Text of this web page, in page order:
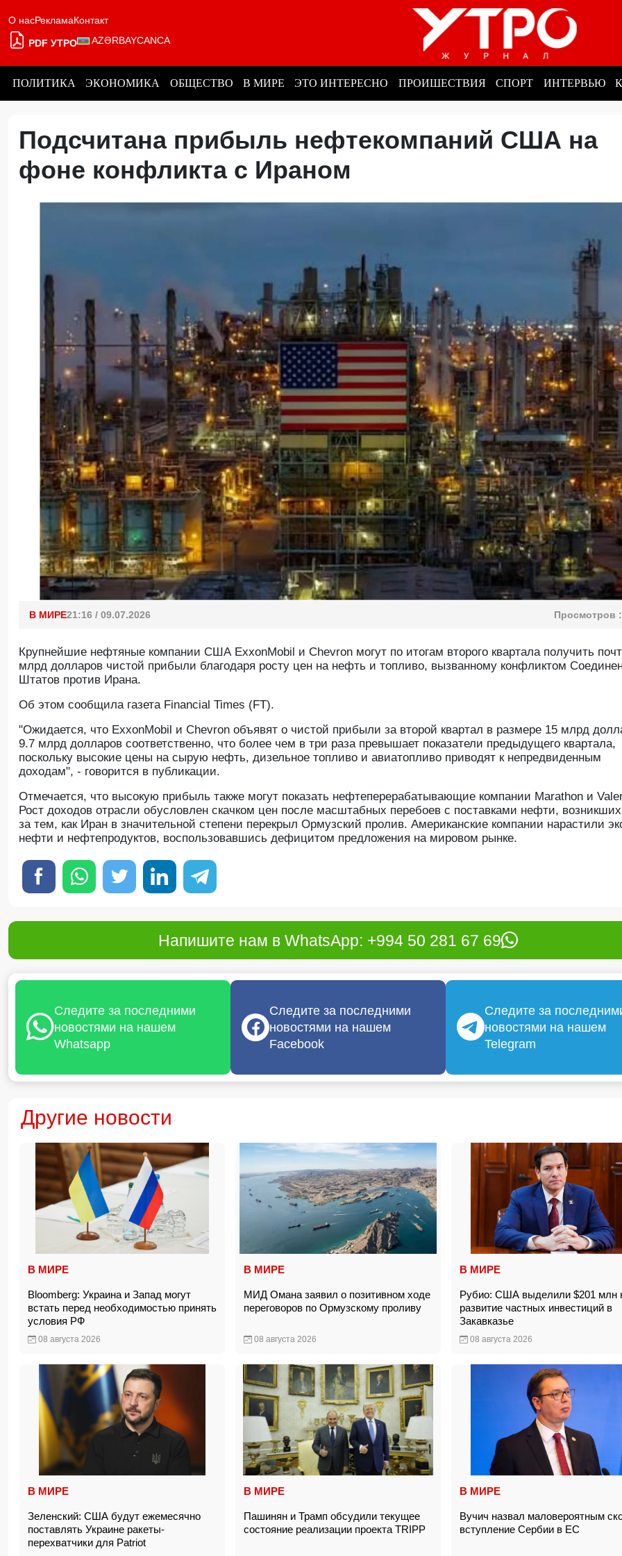
О насРекламаКонтакт
PDF УТРО AZƏRBAYCANCA
ПОЛИТИКА ЭКОНОМИКА ОБЩЕСТВО В МИРЕ ЭТО ИНТЕРЕСНО ПРОИШЕСТВИЯ СПОРТ ИНТЕРВЬЮ
Подсчитана прибыль нефтекомпаний США на
фоне конфликта с Ираном
В МИРЕ21:16 / 09.07.2026 Просмотров :
Крупнейшие нефтяные компании США ExxonMobil и Chevron могут по итогам второго квартала получить
млрд долларов чистой прибыли благодаря росту цен на нефть и топливо, вызванному конфликтом
Штатов против Ирана.
Oб этом сообщила газета Financial Times (FT).
"Ожидается, что ExxonMobil и Chevron объявят о чистой прибыли за второй квартал в размере 15 млрд
9.7 млрд долларов соответственно, что более чем в три раза превышает показатели предыдущего квартала,
поскольку высокие цены на сырую нефть, дизельное топливо и авиатопливо приводят к непредвиденным
доходам", - говорится в публикации.
Отмечается, что высокую прибыль также могут показать нефтеперерабатывающие компании Marathon и
Рост доходов отрасли обусловлен скачком цен после масштабных перебоев с поставками нефти,
за тем, как Иран в значительной степени перекрыл Ормузский пролив. Американские компании нарастили
нефти и нефтепродуктов, воспользовавшись дефицитом предложения на мировом рынке.
Напишите нам в WhatsApp: +994 50 281 67 69
Следите за последними
новостями на нашем
Whatsapp
Следите за последними
новостями на нашем
Facebook
Следите за
новостями на нашем
Telegram
Другие новости
В МИРЕ
Bloomberg: Украина и Запад могут
встать перед необходимостью принять
условия РФ
08 августа 2026
В МИРЕ
МИД Омана заявил о позитивном ходе
переговоров по Ормузскому проливу
08 августа 2026
В МИРЕ
Рубио: США выделили $201 млн
развитие частных инвестиций в
Закавказье
08 августа 2026
В МИРЕ
Зеленский: США будут ежемесячно
поставлять Украине ракеты-
перехватчики для Patriot
В МИРЕ
Пашинян и Трамп обсудили текущее
состояние реализации проекта TRIPP
В МИРЕ
Вучич назвал маловероятным
вступление Сербии в ЕС